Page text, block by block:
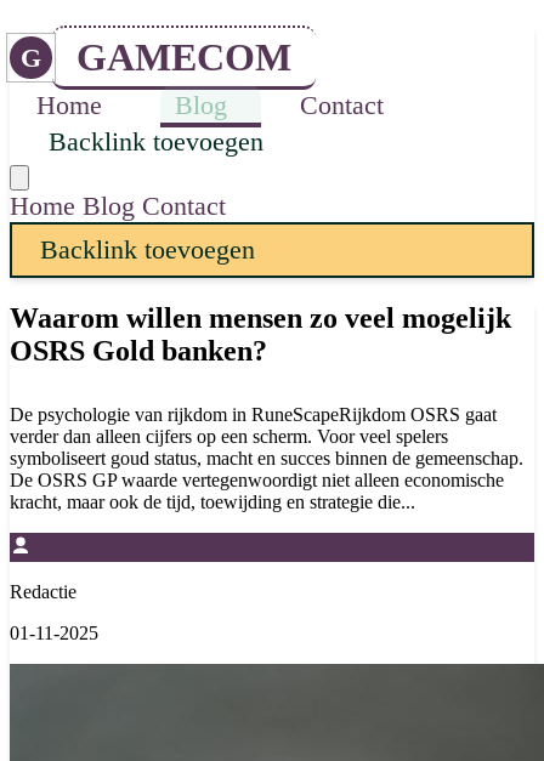
G GAMECOM
Home Blog
Contact
Backlink toevoegen
Home Blog Contact
Backlink toevoegen
Waarom willen mensen zo veel mogelijk
OSRS Gold banken?
De psychologie van rijkdom in RuneScapeRijkdom OSRS gaat
verder dan alleen cijfers op een scherm. Voor veel spelers
symboliseert goud status, macht en succes binnen de gemeenschap.
De OSRS GP waarde vertegenwoordigt niet alleen economische
kracht, maar ook de tijd, toewijding en strategie die...
Redactie
01-11-2025